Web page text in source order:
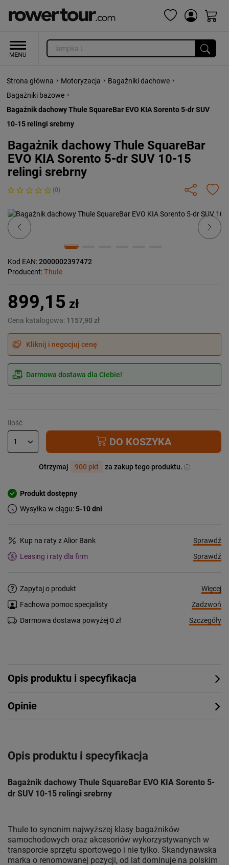
Strona główna › Motoryzacja › Bagażniki dachowe ›
Bagażniki bazowe ›
Bagażnik dachowy Thule SquareBar EVO KIA Sorento 5-dr SUV
10-15 relingi srebrny
Bagażnik dachowy Thule SquareBar
EVO KIA Sorento 5-dr SUV 10-15
relingi srebrny
(0)
Previous Next
Kod EAN:2000002397472
Producent:Thule
899,15 zł
Cena katalogowa: 1157,90 zł
Kliknij i negocjuj cenę
Darmowa dostawa dla Ciebie!
Ilość
DO KOSZYKA
Otrzymaj 900 pkt za zakup tego produktu.
Produkt dostępny
Wysyłka w ciągu:5-10 dni
Kup na raty z Alior Bank
Sprawdź
Leasing i raty dla firm
Sprawdź
Zapytaj o produkt
Więcej
Fachowa pomoc specjalisty
Zadzwoń
Darmowa dostawa powyżej 0 zł
Szczegóły
Opis produktu i specyfikacja
Opinie
Opis produktu i specyfikacja
Bagażnik dachowy Thule SquareBar EVO KIA Sorento 5-
dr SUV 10-15 relingi srebrny
Thule to synonim najwyższej klasy bagażników
samochodowych oraz akcesoriów wykorzystywanych w
transporcie sprzętu sportowego i nie tylko. Skandynawska
marka o renomowanej pozycji, od lat dominuje na polskim